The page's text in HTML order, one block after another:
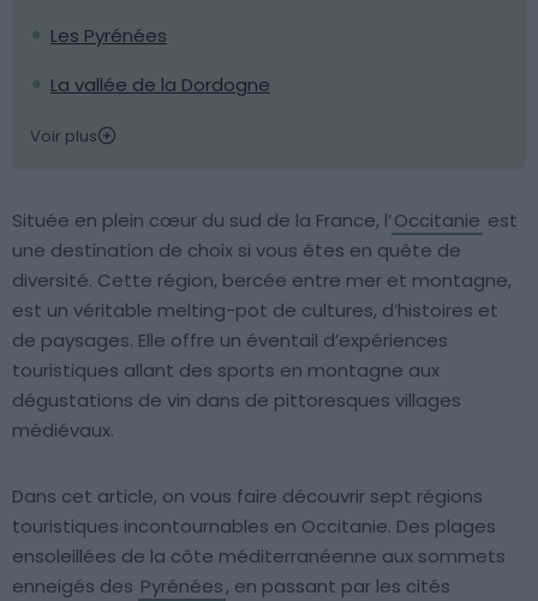
Les Pyrénées
La vallée de la Dordogne
Voir plus
Située en plein cœur du sud de la France, l’Occitanie est
une destination de choix si vous êtes en quête de
diversité. Cette région, bercée entre mer et montagne,
est un véritable melting-pot de cultures, d’histoires et
de paysages. Elle offre un éventail d’expériences
touristiques allant des sports en montagne aux
dégustations de vin dans de pittoresques villages
médiévaux.
Dans cet article, on vous faire découvrir sept régions
touristiques incontournables en Occitanie. Des plages
ensoleillées de la côte méditerranéenne aux sommets
enneigés des Pyrénées, en passant par les cités